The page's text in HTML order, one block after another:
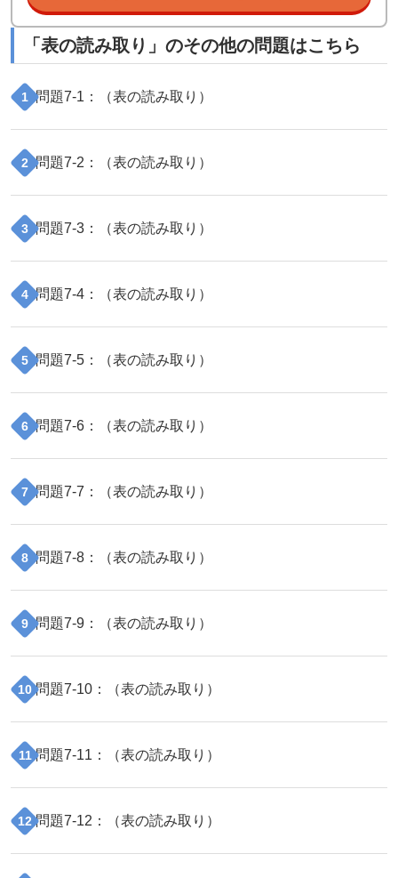
「 表の読み取り 」のその他の問題はこちら
1 問題7-1 ：（表の読み取り ）
2 問題7-2 ：（表の読み取り ）
3 問題7-3 ：（表の読み取り ）
4 問題7-4 ：（表の読み取り ）
5 問題7-5 ：（表の読み取り ）
6 問題7-6 ：（表の読み取り ）
7 問題7-7 ：（表の読み取り ）
8 問題7-8 ：（表の読み取り ）
9 問題7-9 ：（表の読み取り ）
10 問題7-10 ：（表の読み取り ）
11 問題7-11 ：（表の読み取り ）
12 問題7-12 ：（表の読み取り ）